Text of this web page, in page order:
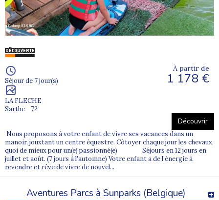
Séjour de 7 jour(s)
LA FLECHE
Sarthe - 72
À partir de
1 178 €
Découvrir
Nous proposons à votre enfant de vivre ses vacances dans un
manoir, jouxtant un centre équestre. Côtoyer chaque jour les chevaux,
quoi de mieux pour un(e) passionné(e) Séjours en 12 jours en
juillet et août. (7 jours à l'automne) Votre enfant a de l’énergie à
revendre et rêve de vivre de nouvel...
Aventures Parcs à Sunparks (Belgique)